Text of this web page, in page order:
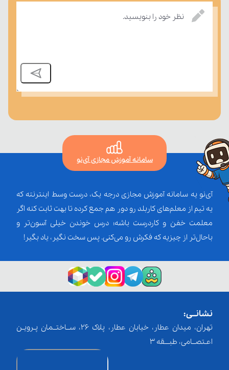
نظر خود را بنویسید.
سامانه آموزش مجازی آی‌نو
آی‌نو یه سامانه آموزش مجازی درجه یک، درست وسط اینترنته که
یه تیم از معلم‌‌های کاربلد رو دور هم جمع کرده تا بهت ثابت کنه اگر
معلمت خفن و کاردرست باشه؛ درس خوندن خیلی آسون‌تر و
باحال‌تر از چیزیه که فکرش رو می‌کنی. پس سخت نگیر، یاد بگیر!
نشانــی:
تهران، میدان عطار، خیابان عطار، پلاک 26، ســاختــمان پـرویـن
اعـتصــامی، طبـــقه 3